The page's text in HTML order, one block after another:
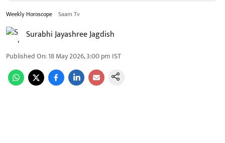
Weekly Horoscope Saam Tv
Surabhi Jayashree Jagdish
Published On:18 May 2026, 3:00 pm IST